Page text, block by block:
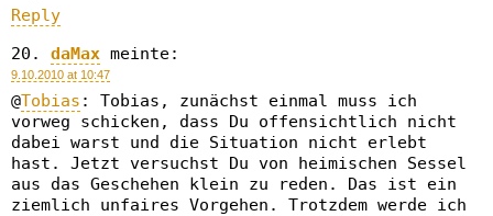
Reply
daMax meinte:
9.10.2010 at 10:47
@Tobias : Tobias, zunächst einmal muss ich
vorweg schicken, dass Du offensichtlich nicht
dabei warst und die Situation nicht erlebt
hast. Jetzt versuchst Du von heimischen Sessel
aus das Geschehen klein zu reden. Das ist ein
ziemlich unfaires Vorgehen. Trotzdem werde ich